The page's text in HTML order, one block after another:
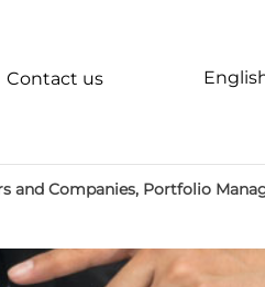
Contact us
and Companies, Portfolio